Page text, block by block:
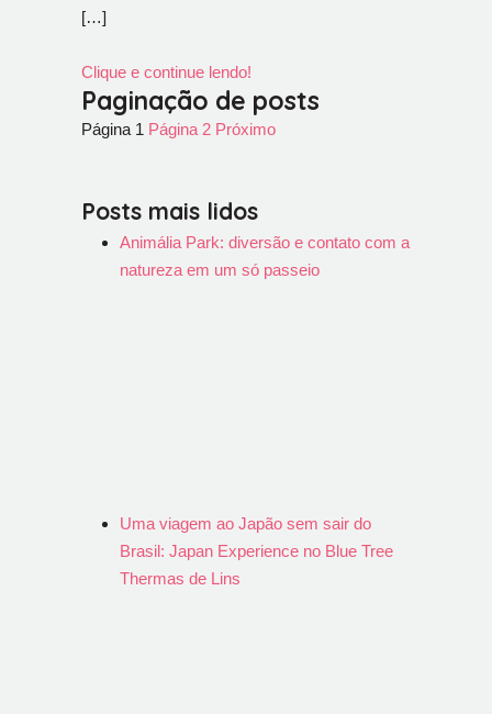
[…]
Clique e continue lendo!
Paginação de posts
Página 1 Página 2 Próximo
Posts mais lidos
Animália Park: diversão e contato com a
natureza em um só passeio
Uma viagem ao Japão sem sair do
Brasil: Japan Experience no Blue Tree
Thermas de Lins